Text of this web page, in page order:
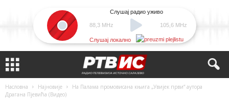
88,3 MHz
Слушај радио уживо
105,6 MHz
Слушај локално
Насловна Најновије
На Палама промовисана књига „Увијек први“ аутора
Драгана Пјевића (Видео)